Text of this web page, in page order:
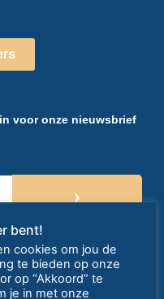
voor onze nieuwsbrief
›
bent!
cookies om jou de
te bieden op onze
op “Akkoord” te
je in met onze